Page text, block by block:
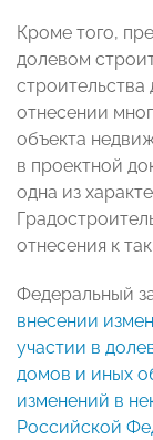
Кроме того,
долевом
отнесении
объекта
в проектной
одна из
отнесения к
Федеральный
внесении
участии в
домов и иных
изменений в
Российской